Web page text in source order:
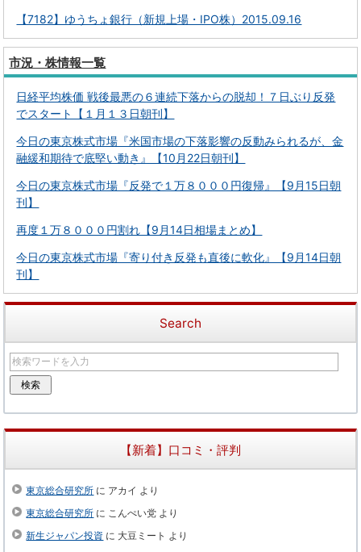
【7182】ゆうちょ銀行（新規上場・IPO株）2015.09.16
市況・株情報一覧
日経平均株価 戦後最悪の６連続下落からの脱却！７日ぶり反発
でスタート【１月１３日朝刊】
今日の東京株式市場『米国市場の下落影響の反動みられるが、金
融緩和期待で底堅い動き』【10月22日朝刊】
今日の東京株式市場『反発で１万８０００円復帰』【9月15日朝
刊】
再度１万８０００円割れ【9月14日相場まとめ】
今日の東京株式市場『寄り付き反発も直後に軟化』【9月14日朝
刊】
Search
【新着】口コミ・評判
東京総合研究所 に アカイ より
東京総合研究所 に こんぺい党 より
新生ジャパン投資 に 大豆ミート より